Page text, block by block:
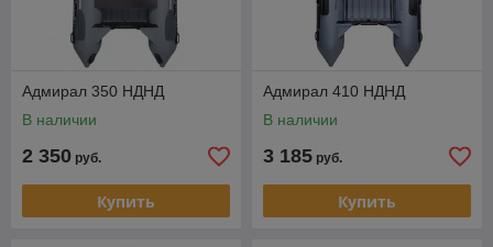
Адмирал 350 НДНД
В наличии
2 350 руб.
Купить
Адмирал 410 НДНД
В наличии
3 185 руб.
Купить